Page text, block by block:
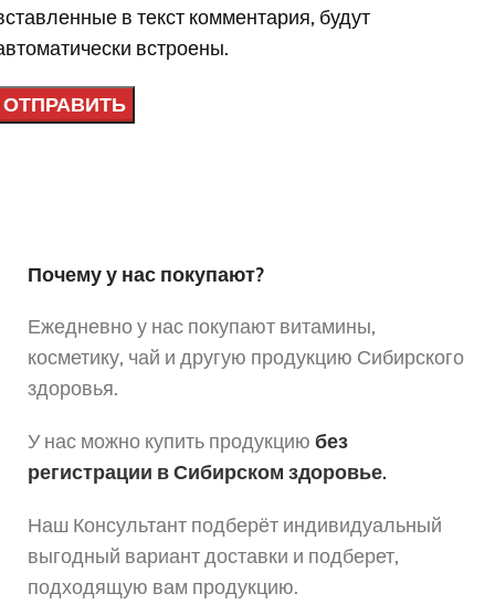
в текст комментария, будут
встроены.
Почему у нас покупают?
Ежедневно у нас покупают витамины,
косметику, чай и другую продукцию Сибирского
здоровья.
У нас можно купить продукцию без
регистрации в Сибирском здоровье.
Наш Консультант подберёт индивидуальный
выгодный вариант доставки и подберет,
подходящую вам продукцию.